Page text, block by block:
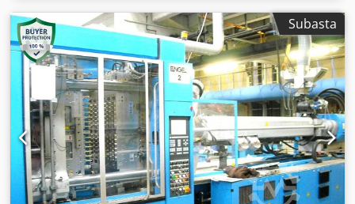
Subasta